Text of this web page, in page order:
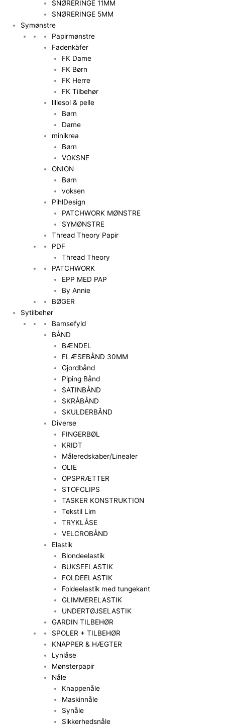
SNØRERINGE 11MM
SNØRERINGE 5MM
Symønstre
Papirmønstre
Fadenkäfer
FK Dame
FK Børn
FK Herre
FK Tilbehør
lillesol & pelle
Børn
Dame
minikrea
Børn
VOKSNE
ONION
Børn
voksen
PihlDesign
PATCHWORK MØNSTRE
SYMØNSTRE
Thread Theory Papir
PDF
Thread Theory
PATCHWORK
EPP MED PAP
By Annie
BØGER
Sytilbehør
Bamsefyld
BÅND
BÆNDEL
FLÆSEBÅND 30MM
Gjordbånd
Piping Bånd
SATINBÅND
SKRÅBÅND
SKULDERBÅND
Diverse
FINGERBØL
KRIDT
Måleredskaber/Linealer
OLIE
OPSPRÆTTER
STOFCLIPS
TASKER KONSTRUKTION
Tekstil Lim
TRYKLÅSE
VELCROBÅND
Elastik
Blondeelastik
BUKSEELASTIK
FOLDEELASTIK
Foldeelastik med tungekant
GLIMMERELASTIK
UNDERTØJSELASTIK
GARDIN TILBEHØR
SPOLER + TILBEHØR
KNAPPER & HÆGTER
Lynlåse
Mønsterpapir
Nåle
Knappenåle
Maskinnåle
Synåle
Sikkerhedsnåle